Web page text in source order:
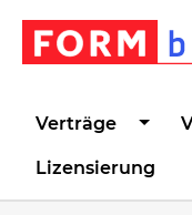
Zur
Verträge
Lizensierung